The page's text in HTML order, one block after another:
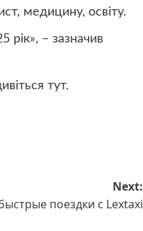
медицину, освіту.
– зазначив
тут.
Next:
поездки с Lextaxi